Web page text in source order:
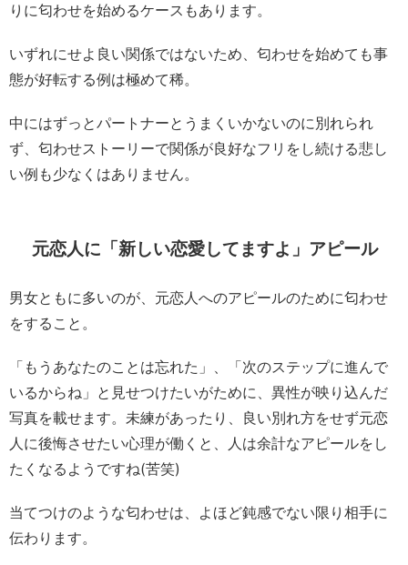
りに匂わせを始めるケースもあります。
いずれにせよ良い関係ではないため、匂わせを始めても事
態が好転する例は極めて稀。
中にはずっとパートナーとうまくいかないのに別れられ
ず、匂わせストーリーで関係が良好なフリをし続ける悲し
い例も少なくはありません。
元恋人に「新しい恋愛してますよ」アピール
男女ともに多いのが、元恋人へのアピールのために匂わせ
をすること 。
「もうあなたのことは忘れた」、「次のステップに進んで
いるからね」と見せつけたいがために、異性が映り込んだ
写真を載せます。未練があったり、良い別れ方をせず元恋
人に後悔させたい心理が働くと、人は余計なアピールをし
たくなるようですね(苦笑)
当てつけのような匂わせは、よほど鈍感でない限り相手に
伝わります。